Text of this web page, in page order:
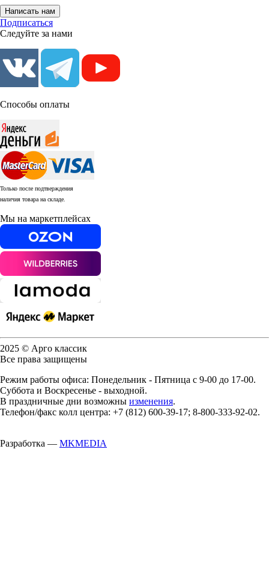
Написать нам
Подписаться
Следуйте за нами
Способы оплаты
Только после подтверждения
наличия товара на складе.
Мы на маркетплейсах
2025 © Арго классик
Все права защищены
Режим работы офиса: Понедельник - Пятница с 9-00 до 17-00.
Суббота и Воскресенье - выходной.
В праздничные дни возможны изменения.
Телефон/факс колл центра: +7 (812) 600-39-17; 8-800-333-92-02.
Разработка — MKMEDIA